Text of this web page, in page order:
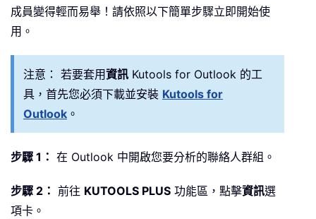
成員變得輕而易舉！請依照以下簡單步驟立即開始使
用。
注意： 若要套用資訊 Kutools for Outlook 的工
具，首先您必須下載並安裝 Kutools for
Outlook 。
步驟 1： 在 Outlook 中開啟您要分析的聯絡人群組。
步驟 2： 前往 KUTOOLS PLUS 功能區，點擊資訊選
項卡。